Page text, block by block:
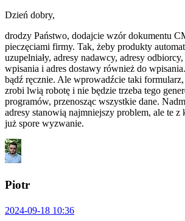
Dzień dobry,
drodzy Państwo, dodajcie wzór dokumentu
pieczęciami firmy. Tak, żeby produkty
uzupelniały, adresy nadawcy, adresy
wpisania i adres dostawy również do
bądź ręcznie. Ale wprowadźcie taki
zrobi lwią robotę i nie będzie trzeba tego
programów, przenosząc wszystkie dane.
adresy stanowią najmniejszy problem, ale te z
już spore wyzwanie.
Piotr
2024-09-18 10:36